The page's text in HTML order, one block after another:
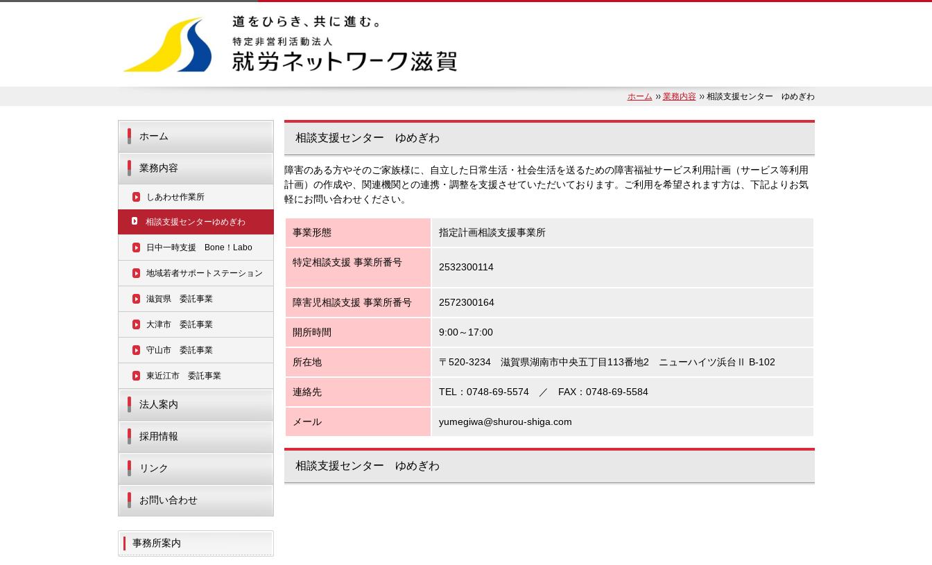
ホーム 業務内容 相談支援センター ゆめぎわ
相談支援センター ゆめぎわ
障害のある方やそのご家族様に、自立した日常生活・社会生活を送るための障害福祉サービス利用計画（サービス等利用
計画）の作成や、関連機関との連携・調整を支援させていただいております。ご利用を希望されます方は、下記よりお気
軽にお問い合わせください。
事業形態 指定計画相談支援事業所
特定相談支援 事業所番号 2532300114
障害児相談支援 事業所番号 2572300164
開所時間 9:00～17:00
所在地 〒520-3234 滋賀県湖南市中央五丁目113番地2 ニューハイツ浜台Ⅱ B-102
連絡先 TEL：0748-69-5574 ／ FAX：0748-69-5584
メール yumegiwa@shurou-shiga.com
相談支援センター ゆめぎわ
ホーム
業務内容
しあわせ作業所
相談支援センターゆめぎわ
日中一時支援 Bone！Labo
地域若者サポートステーション
滋賀県 委託事業
大津市 委託事業
守山市 委託事業
東近江市 委託事業
法人案内
採用情報
リンク
お問い合わせ
事務所案内